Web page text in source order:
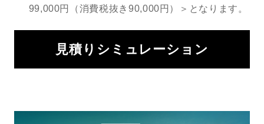
99,000円（消費税抜き90,000円）＞となります。
見積りシミュレーション